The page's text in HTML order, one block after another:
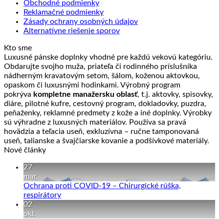
Obchodné podmienky
Reklamačné podmienky
Zásady ochrany osobných údajov
Alternatívne riešenie sporov
Kto sme
Luxusné pánske doplnky vhodné pre každú vekovú kategóriu.
Obdarujte svojho muža, priateľa či rodinného príslušníka
nádherným kravatovým setom, šálom, koženou aktovkou,
opaskom či luxusnými hodinkami. Výrobný program
pokrýva kompletne manažersku oblasť, t.j. aktovky, spisovky,
diáre, pilotné kufre, cestovný program, dokladovky, puzdra,
peňaženky, reklamné predmety z kože a iné doplnky. Výrobky
sú výhradne z luxusných materiálov. Používa sa pravá
hovädzia a teľacia useň, exkluzívna – ručne tamponovaná
useň, talianske a švajčiarske kovanie a podšívkové materiály.
Nové články
27
mar
Ochrana proti COVID-19 – Chirurgické rúška,
respirátoryŽiadne
02
okt